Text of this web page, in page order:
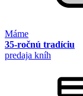
Máme
35-ročnú tradíciu
predaja kníh